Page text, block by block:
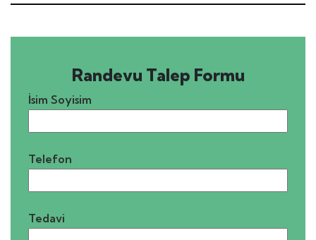
Randevu Talep Formu
İsim Soyisim
Telefon
Tedavi